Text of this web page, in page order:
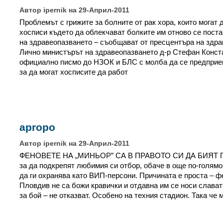
Автор ipernik на 29-Април-2011
Проблемът с грижите за болните от рак хора, които могат
хосписи където да облекчават болките им отново се
на здравеопазването – съобщават от пресцентъра на
Лично министърът на здравеопазването д-р Стефан
официално писмо до НЗОК и БЛС с молба да се
за да могат хосписите да работ
apropo
Автор ipernik на 29-Април-2011
ФЕНОВЕТЕ НА „МИНЬОР” СА В ПРАВОТО СИ ДА БИЯТ
за да подкрепят любимия си отбор, обаче в още по-
да ги охранява като ВИП-персони. Причината е проста –
Пловдив не са божи кравички и отдавна им се носи
за бой – не отказват. Особено на техния стадион. Така че